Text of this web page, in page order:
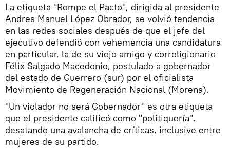
La etiqueta "Rompe el Pacto", dirigida al presidente
Andres Manuel López Obrador, se volvió tendencia
en las redes sociales después de que el jefe del
ejecutivo defendió con vehemencia una candidatura
en particular, la de su viejo amigo y correligionario
Félix Salgado Macedonio, postulado a gobernador
del estado de Guerrero (sur) por el oficialista
Movimiento de Regeneración Nacional (Morena).
"Un violador no será Gobernador" es otra etiqueta
que el presidente calificó como "politiquería",
desatando una avalancha de críticas, inclusive entre
mujeres de su partido.